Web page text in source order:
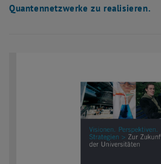
Quantennetzwerke zu realisieren.